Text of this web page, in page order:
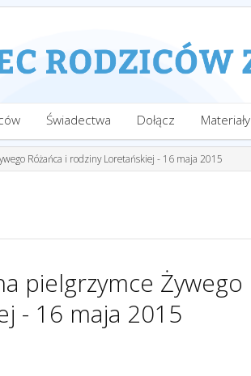
Świadectwa Dołącz Materiały
Różańca i rodziny Loretańskiej - 16 maja 2015
pielgrzymce Żywego
- 16 maja 2015